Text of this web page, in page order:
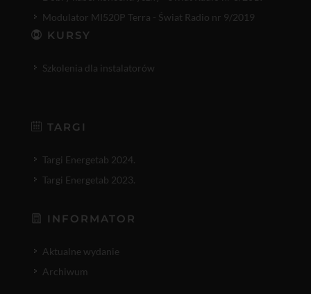
Modulator MI520P Terra - Świat Radio nr 9/2019
KURSY
Szkolenia dla instalatorów
TARGI
Targi Energetab 2024.
Targi Energetab 2023.
INFORMATOR
Aktualne wydanie
Archiwum